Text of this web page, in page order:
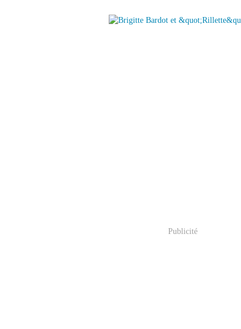
Publicité